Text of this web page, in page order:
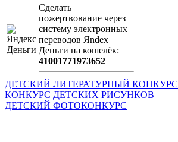
Сделать
пожертвование через
систeму элeктронных
пeрeводов Яndex
Деньги на кошeлёк:
41001771973652
ДЕТСКИЙ ЛИТЕРАТУРНЫЙ КОНКУРС
КОНКУРС ДЕТСКИХ РИСУНКОВ
ДЕТСКИЙ ФОТОКОНКУРС